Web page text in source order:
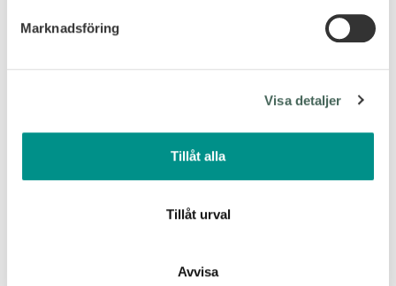
Vi använder enhetsidentifierare för att anpassa innehållet
vidarebefordrar även sådana identifierare och annan
Dessa kan i sin tur kombinera informationen med annan
information som du har tillhandahållit eller som de har
samlat in när du har använt deras tjänster.
Marknadsföring
Visa detaljer
Tillåt alla
Tillåt urval
Avvisa